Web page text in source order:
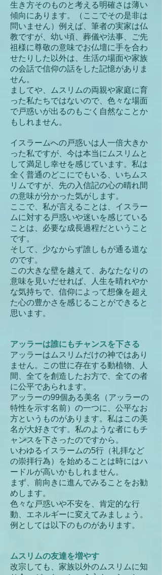
生き方そのものと考える明確さは薄い
傾向にあります。（ここでその是非は
問いません）例えば、筆者の実家は仏
教ですが、幼い頃、葬儀や法事、ご先
祖様に尊敬の意味でお仏壇に手を合わ
せたりした以外は、生活の場面や家族
の会話で信仰の話をした記憶がありま
せん。
ましてや、ムスリムの両親や家庭に育
った私たちではないので、色々な場面
で戸惑いが出るのもごく自然なことか
もしれません。
イスラームへの戸惑いは人一倍大きか
った私ですが、今は本当にムスリムと
して満足し幸せを感じています。私は
全く普通のどこにでもいる、いちムス
リムですが、先の入信記の心の晴れ間
の意味が分かった気がします。
ここで、私が言えることは、イスラー
ムに対する戸惑いや迷いを感じている
ことは、必要な成長過程だということ
です。
そして、少なからず誰しもが通る道な
のです。
この大きな壁を越えて、あなたなりの
意味を見いだせれば、人生を晴れやか
な気持ちで、信仰によって想像を超え
た心の豊かさを感じることができると
思います。
アッラーは誰にもチャンスを下さる
アッラーはムスリムだけの神ではあり
ません。この世に存在する動植物、人
間、全てを創造したお方で、全ての者
に公平であられます。
アッラーの99個ある美名（アッラーの
特性を示す名前）の一つに、公平なお
方というものがあります。私はこの美
名が大好きです。私のような者にもチ
ャンスを下さったのですから。
いわゆるイスラームの5行（礼拝など
の崇拝行為）を始めることは時にはハ
ードルが高いかもしれません。
まず、前向きに進んでみることをお勧
めします。
色々な戸惑いや不安を、肯定的な行
動、エネルギーに変えてみましょう。
例としては以下のものがあります。
ムスリムの友達を増やす
改宗しても、家族以外のムスリムに知